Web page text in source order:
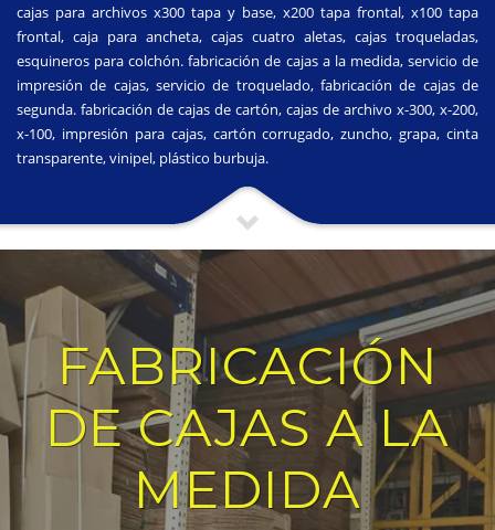
cajas para archivos x300 tapa y base, x200 tapa frontal, x100 tapa
frontal, caja para ancheta, cajas cuatro aletas, cajas troqueladas,
esquineros para colchón. fabricación de cajas a la medida, servicio de
impresión de cajas, servicio de troquelado, fabricación de cajas de
segunda. fabricación de cajas de cartón, cajas de archivo x-300, x-200,
x-100, impresión para cajas, cartón corrugado, zuncho, grapa, cinta
transparente, vinipel, plástico burbuja.
FABRICACIÓN
DE CAJAS A LA
MEDIDA